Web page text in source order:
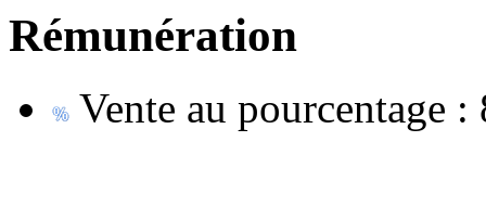
Rémunération
Vente au pourcentage :